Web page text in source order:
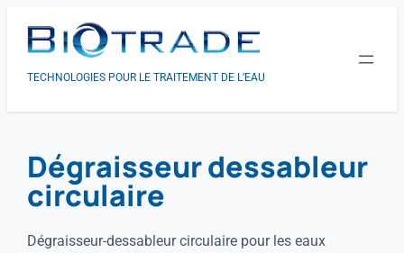
TECHNOLOGIES POUR LE TRAITEMENT DE L’EAU
Dégraisseur dessableur
circulaire
Dégraisseur-dessableur circulaire pour les eaux